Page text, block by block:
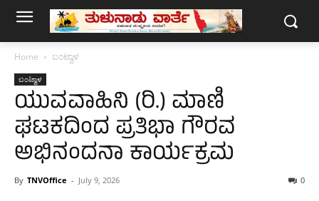
Home ಬಂಟ್ವಾಳ
ಬಂಟ್ವಾಳ
ಯುವವಾಹಿನಿ (ರಿ.) ಮಾಣಿ
ಘಟಕದಿಂದ ಪ್ರತಿಭಾ ಗೌರವ
ಅಭಿನಂದನಾ ಕಾರ್ಯಕ್ರಮ
By TNVOffice - July 9, 2026 0